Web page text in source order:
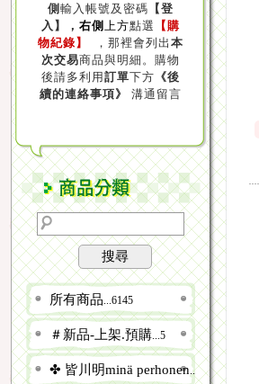
側 輸入帳號及密碼 【登
入】， 右側 上方點選
【購
物紀錄】
，那裡會列出 本
次交易商品與明細。購物
後請多利用 訂單下方 《後
續的連絡事項》
溝通留言
搜尋
所有商品...6145
＃新品-上架.預購...5
✤ 皆川明minä perhonen...23